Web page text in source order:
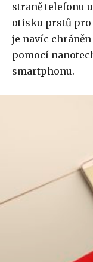
straně telefonu
otisku prstů pro
je navíc
pomocí
smartphonu.